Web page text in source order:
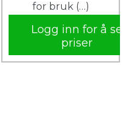
for bruk (…)
Logg inn for å se
priser